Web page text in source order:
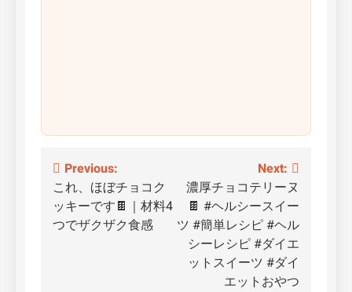
投
稿
ナ
Previous:
これ、ほぼチョコク
ッキーです🍫｜材料4
つでザクザク食感
Next:
濃厚チョコテリーヌ
🍫 #ヘルシースイー
ツ #簡単レシピ #ヘル
シーレシピ #ダイエ
ットスイーツ #ダイ
エットおやつ